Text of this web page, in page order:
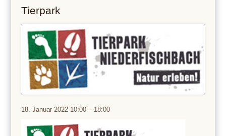
Tierpark
Tierpark
18. Januar 2022 10:00 – 18:00